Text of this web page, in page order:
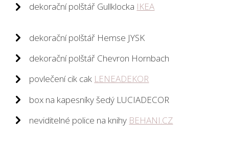
dekorační polštář Gullklocka IKEA
dekorační polštář Hemse JYSK
dekorační polštář Chevron Hornbach
povlečení cik cak LENEADEKOR
box na kapesníky šedý LUCIADECOR
neviditelné police na knihy BEHANI.CZ